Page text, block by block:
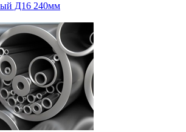
Д16 240мм